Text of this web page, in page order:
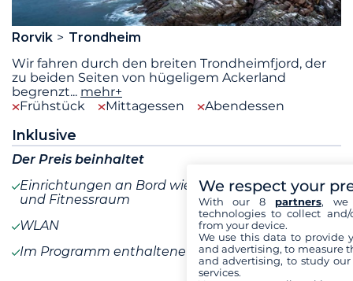
Rorvik
Trondheim
Wir fahren durch den breiten Trondheimfjord, der
zu beiden Seiten von hügeligem Ackerland
begrenzt... mehr+
Frühstück
Mittagessen Abendessen
Inklusive
Der Preis beinhaltet
Einrichtungen an Bord wie Whirlpools, Saunen
und Fitnessraum
WLAN
Im Programm enthaltene Mahlzeiten
We respect your
With our 8 partners, we
technologies to collect
from your device.
We use this data to provide
and advertising, to measure
and advertising, to study
services.